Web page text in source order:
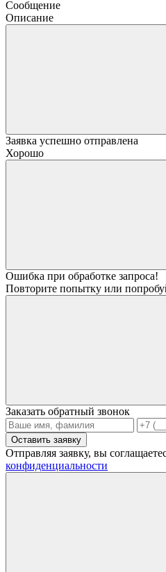
Сообщение
Описание
Заявка успешно отправлена
Хорошо
Ошибка при обработке запроса!
Повторите попытку или
Заказать обратный звонок
Отправляя заявку, вы
конфиденциальности